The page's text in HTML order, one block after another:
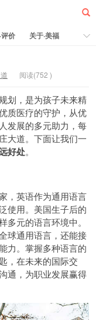
评价
关于·美福
阅读(752 )
划，是为孩子未来精
质医疗的守护，从优
发展的多元助力，每
大道。下面让我们一
好处。
英语作为通用语言
使用。美国生子后的
元的语言环境中。
球通用语言，还能接
力。掌握多种语言的
，在未来的国际交
通，为职业发展赢得